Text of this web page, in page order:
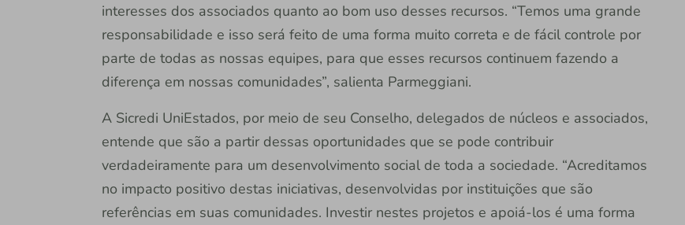
interesses dos associados quanto ao bom uso desses recursos. “Temos uma grande
responsabilidade e isso será feito de uma forma muito correta e de fácil controle por
parte de todas as nossas equipes, para que esses recursos continuem fazendo a
diferença em nossas comunidades”, salienta Parmeggiani.
A Sicredi UniEstados, por meio de seu Conselho, delegados de núcleos e associados,
entende que são a partir dessas oportunidades que se pode contribuir
verdadeiramente para um desenvolvimento social de toda a sociedade. “Acreditamos
no impacto positivo destas iniciativas, desenvolvidas por instituições que são
referências em suas comunidades. Investir nestes projetos e apoiá-los é uma forma